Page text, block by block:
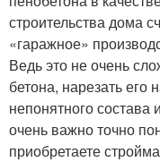
строительства дома
«гаражное»
Ведь это не очень
бетона, нарезать его
непонятного
очень важно точно
приобретаете